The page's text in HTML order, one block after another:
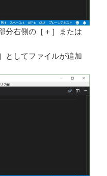
分右側の［＋］または
としてファイルが追加